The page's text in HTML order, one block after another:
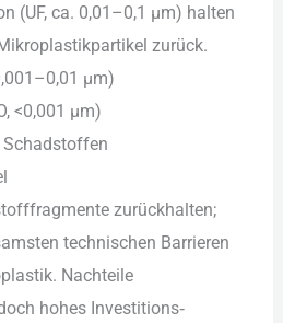
(UF, ca. 0,01–0,1 µm) halten
zurück.
µm)
<0,001 µm)
Schadstoffen
zurückhalten;
technischen Barrieren
Nachteile
h‬ohes Investitions‑